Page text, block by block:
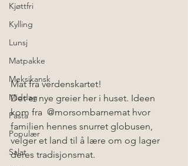
Kjøttfri
Kylling
Lunsj
Matpakke
Meksikansk
Middag
Pasta
Populær
Salat
Mat fra verdenskartet!
Det er nye greier her i huset. Ideen
kom fra  @morsombarnemat hvor
familien hennes snurret globusen,
velger et land til å lære om og lager
deres tradisjonsmat.